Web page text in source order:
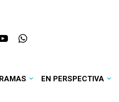
EN PERSPECTIVA